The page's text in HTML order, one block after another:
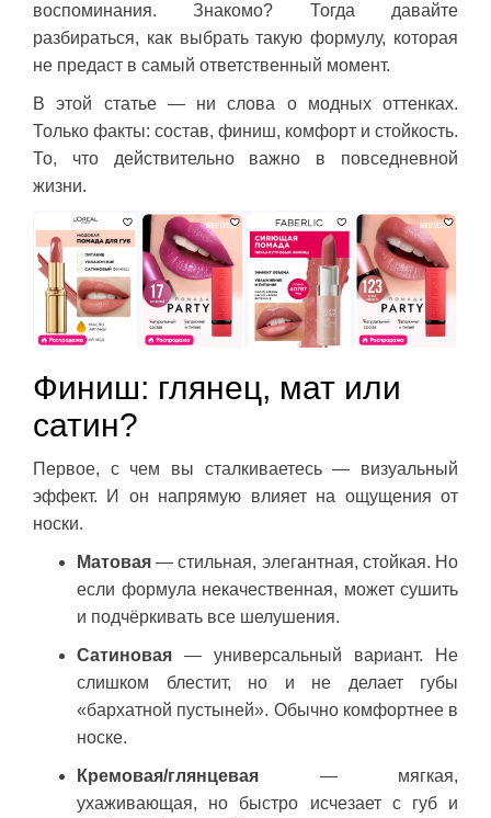
воспоминания. Знакомо? Тогда давайте
разбираться, как выбрать такую формулу, которая
не предаст в самый ответственный момент.
В этой статье — ни слова о модных оттенках.
Только факты: состав, финиш, комфорт и стойкость.
То, что действительно важно в повседневной
жизни.
Финиш: глянец, мат или
сатин?
Первое, с чем вы сталкиваетесь — визуальный
эффект. И он напрямую влияет на ощущения от
носки.
Матовая — стильная, элегантная, стойкая. Но
если формула некачественная, может сушить
и подчёркивать все шелушения.
Сатиновая — универсальный вариант. Не
слишком блестит, но и не делает губы
«бархатной пустыней». Обычно комфортнее в
носке.
Кремовая/глянцевая — мягкая,
ухаживающая, но быстро исчезает с губ и